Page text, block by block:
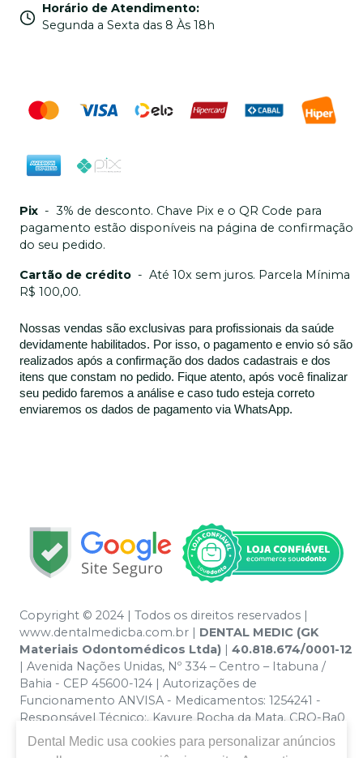
Horário de Atendimento:
Segunda a Sexta das 8 Às 18h
Pix - 3% de desconto. Chave Pix e o QR Code para
pagamento estão disponíveis na página de confirmação
do seu pedido.
Cartão de crédito - Até 10x sem juros. Parcela Mínima
R$ 100,00.
Nossas vendas são exclusivas para profissionais da saúde
devidamente habilitados. Por isso, o pagamento e envio só são
realizados após a confirmação dos dados cadastrais e dos
itens que constam no pedido. Fique atento, após você finalizar
seu pedido faremos a análise e caso tudo esteja correto
enviaremos os dados de pagamento via WhatsApp.
Copyright © 2024 | Todos os direitos reservados |
www.dentalmedicba.com.br | DENTAL MEDIC (GK
Materiais Odontomédicos Ltda) | 40.818.674/0001-12
| Avenida Nações Unidas, Nº 334 – Centro – Itabuna /
Bahia - CEP 45600-124 | Autorizações de
Funcionamento ANVISA - Medicamentos: 1254241 -
Responsável Técnico:. Kayure Rocha da Mata. CRO-Ba0
nº 13379 | Política de Privacidade e Segurança - Fotos
meramente ilustrativas - Os preços e condições da loja
Dental Medic usa cookies para personalizar anúncios